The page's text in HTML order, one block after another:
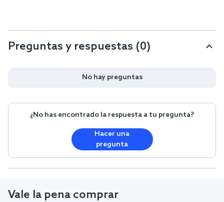
Preguntas y respuestas (0)
No hay preguntas
¿No has encontrado la respuesta a tu pregunta?
Hacer una
pregunta
Vale la pena comprar